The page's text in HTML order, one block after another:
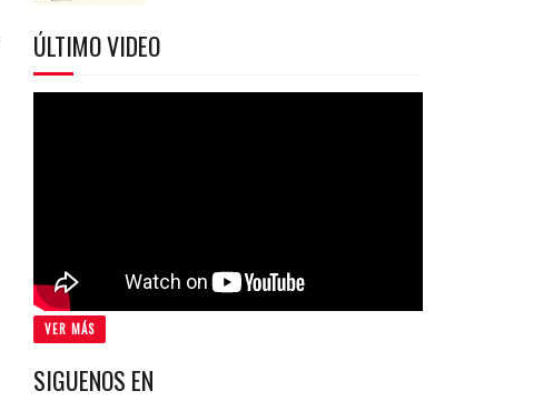
ÚLTIMO VIDEO
VER MÁS
SIGUENOS EN